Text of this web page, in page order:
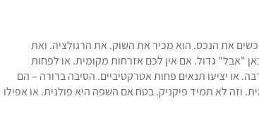
את הנכס. הוא מכיר את השוק. את הרגולציה. ואת
"אבל" גדול. אם אין לכם אזרחות מקומית. או לפחות
או יציעו תנאים פחות אטרקטיביים. הסיבה ברורה – הם
וזה לא תמיד פיקניק. בטח אם השפה היא פולנית. או אפילו